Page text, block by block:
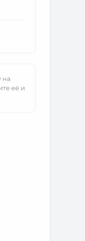
на
её и